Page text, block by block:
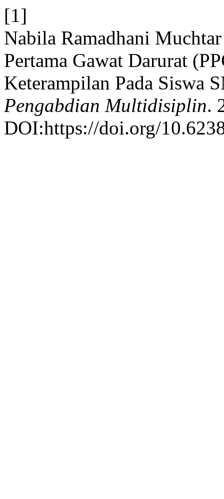
[1]
Nabila Ramadhani
Pertama Gawat Darurat
Keterampilan Pada Siswa
Pengabdian Multidisiplin.
DOI:https://doi.org/